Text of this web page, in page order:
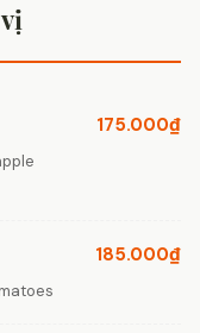
175.000₫
185.000₫